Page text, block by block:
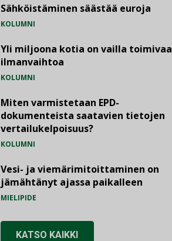
Sähköistäminen säästää euroja
KOLUMNI
Yli miljoona kotia on vailla toimivaa
ilmanvaihtoa
KOLUMNI
Miten varmistetaan EPD-
dokumenteista saatavien tietojen
vertailukelpoisuus?
KOLUMNI
Vesi- ja viemärimitoittaminen on
jämähtänyt ajassa paikalleen
MIELIPIDE
KATSO KAIKKI